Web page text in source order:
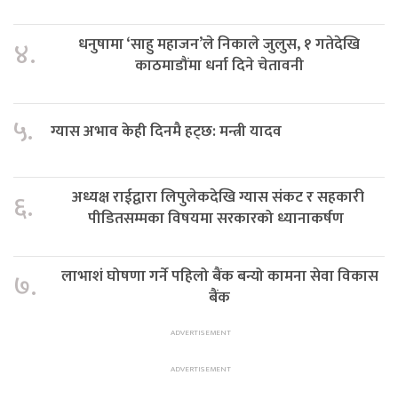
४.
धनुषामा ‘साहु महाजन’ले निकाले जुलुस, १ गतेदेखि
काठमाडौंमा धर्ना दिने चेतावनी
५. ग्यास अभाव केही दिनमै हट्छ: मन्त्री यादव
६.
अध्यक्ष राईद्वारा लिपुलेकदेखि ग्यास संकट र सहकारी
पीडितसम्मका विषयमा सरकारको ध्यानाकर्षण
७.
लाभाशं घोषणा गर्ने पहिलो बैंक बन्यो कामना सेवा विकास
बैंक